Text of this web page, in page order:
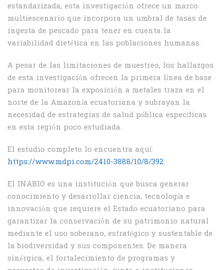
estandarizada, esta investigación ofrece un marco
multiescenario que incorpora un umbral de tasas de
ingesta de pescado para tener en cuenta la
variabilidad dietética en las poblaciones humanas.
A pesar de las limitaciones de muestreo, los hallazgos
de esta investigación ofrecen la primera línea de base
para monitorear la exposición a metales traza en el
norte de la Amazonía ecuatoriana y subrayan la
necesidad de estrategias de salud pública específicas
en esta región poco estudiada.
El estudio completo lo encuentra aquí:
https://www.mdpi.com/2410-3888/10/8/392
El INABIO es una institución que busca generar
conocimiento y desarrollar ciencia, tecnología e
innovación que requiere el Estado ecuatoriano para
garantizar la conservación de su patrimonio natural
mediante el uso soberano, estratégico y sustentable de
la biodiversidad y sus componentes. De manera
sinérgica, el fortalecimiento de programas y